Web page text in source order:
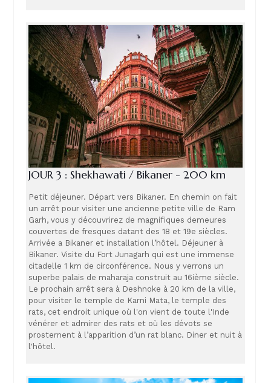
JOUR 3 : Shekhawati / Bikaner - 200 km
Petit déjeuner. Départ vers Bikaner. En chemin on fait
un arrêt pour visiter une ancienne petite ville de Ram
Garh, vous y découvrirez de magnifiques demeures
couvertes de fresques datant des 18 et 19e siècles.
Arrivée a Bikaner et installation l’hôtel. Déjeuner à
Bikaner. Visite du Fort Junagarh qui est une immense
citadelle 1 km de circonférence. Nous y verrons un
superbe palais de maharaja construit au 16ième siècle.
Le prochain arrêt sera à Deshnoke à 20 km de la ville,
pour visiter le temple de Karni Mata, le temple des
rats, cet endroit unique où l'on vient de toute l'Inde
vénérer et admirer des rats et où les dévots se
prosternent à l’apparition d’un rat blanc. Diner et nuit à
l'hôtel.